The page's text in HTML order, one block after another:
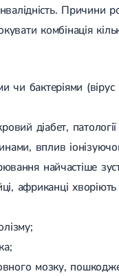
Причини
комбінація
чи бактеріями
діабет,
вплив
найчастіше
африканці
мозку,